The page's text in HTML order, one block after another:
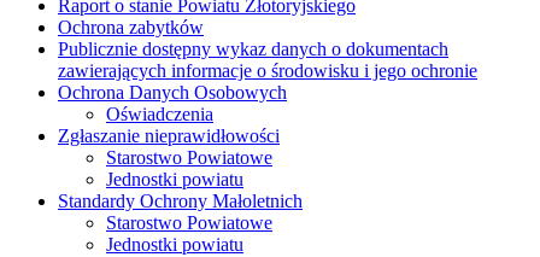
Raport o stanie Powiatu Złotoryjskiego
Ochrona zabytków
Publicznie dostępny wykaz danych o dokumentach
zawierających informacje o środowisku i jego ochronie
Ochrona Danych Osobowych
Oświadczenia
Zgłaszanie nieprawidłowości
Starostwo Powiatowe
Jednostki powiatu
Standardy Ochrony Małoletnich
Starostwo Powiatowe
Jednostki powiatu